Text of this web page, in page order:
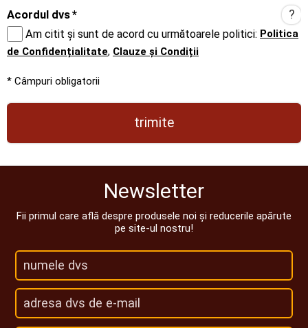
Acordul dvs* ?
Am citit și sunt de acord cu următoarele politici: Politica
de Confidențialitate, Clauze și Condiții
* Câmpuri obligatorii
trimite
Newsletter
Fii primul care află despre produsele noi și reducerile apărute
pe site-ul nostru!